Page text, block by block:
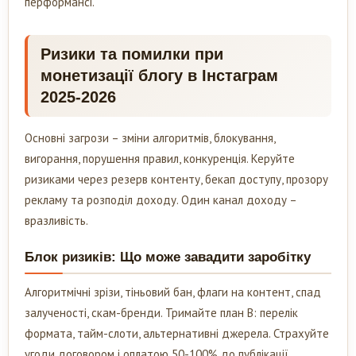
Ризики та помилки при
монетизації блогу в Інстаграм
2025-2026
Основні загрози – зміни алгоритмів, блокування,
вигорання, порушення правил, конкуренція. Керуйте
ризиками через резерв контенту, бекап доступу, прозору
рекламу та розподіл доходу. Один канал доходу –
вразливість.
Блок ризиків: Що може завадити заробітку
Алгоритмічні зрізи, тіньовий бан, флаги на контент, спад
залученості, скам-бренди. Тримайте план B: перелік
формата, тайм-слоти, альтернативні джерела. Страхуйте